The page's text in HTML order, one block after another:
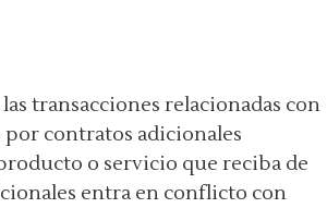
transacciones relacionadas con
contratos adicionales
o servicio que reciba de
entra en conflicto con